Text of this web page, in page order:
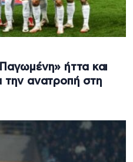
ήττα και
την ανατροπή στη